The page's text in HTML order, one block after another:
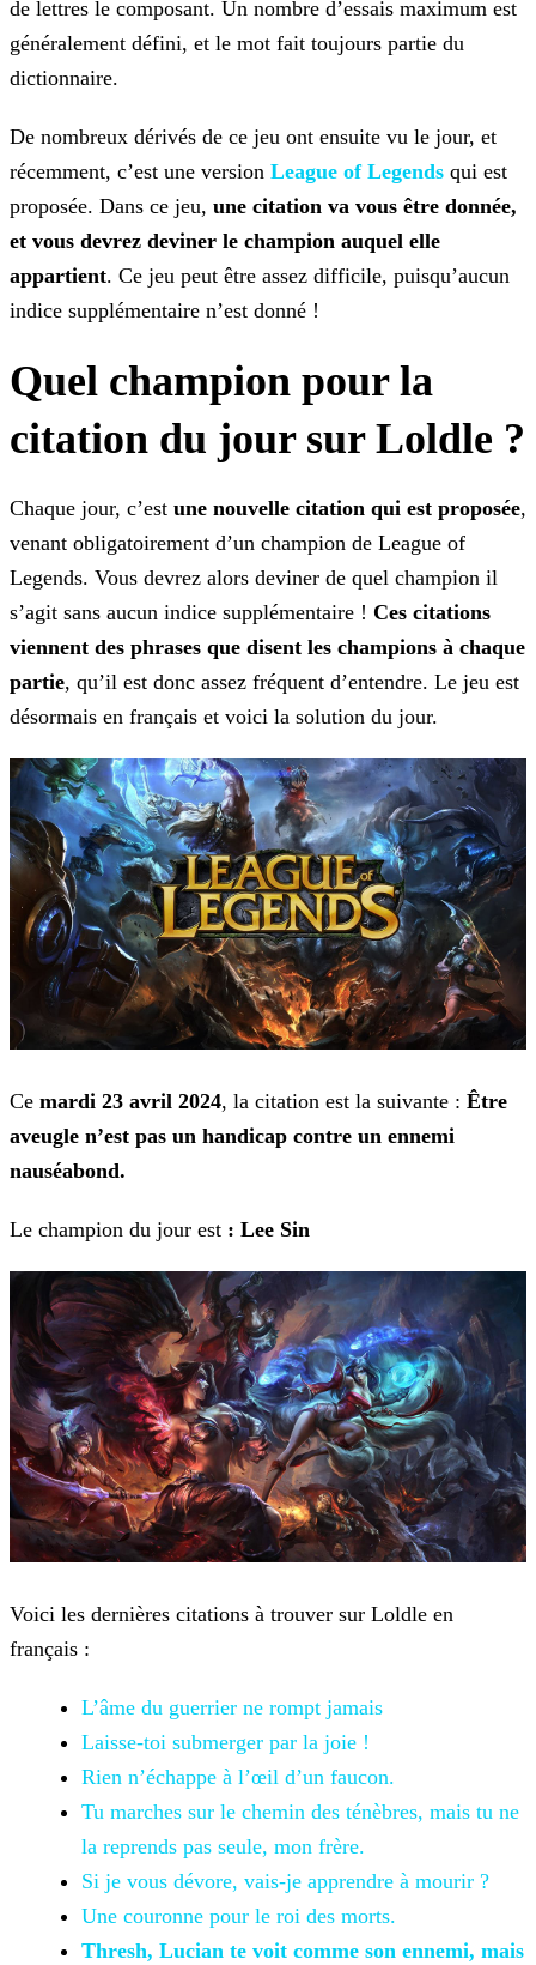
de lettres le composant. Un nombre d’essais maximum est
généralement défini, et le mot fait toujours partie du
dictionnaire.
De nombreux dérivés de ce jeu ont ensuite vu le jour, et
récemment, c’est une version League of Legends qui est
proposée. Dans ce jeu, une citation va vous être donnée,
et vous devrez deviner le champion auquel elle
appartient. Ce jeu peut être assez difficile, puisqu’aucun
indice supplémentaire n’est donné !
Quel champion pour la
citation du jour sur Loldle ?
Chaque jour, c’est une nouvelle citation qui est proposée,
venant obligatoirement d’un champion de League of
Legends. Vous devrez alors deviner de quel champion il
s’agit sans aucun indice supplémentaire ! Ces citations
viennent des phrases que disent les champions à chaque
partie, qu’il est donc assez fréquent d’entendre. Le jeu est
désormais en français et voici la solution du jour.
Ce mardi 23 avril 2024, la citation est la suivante : Être
aveugle n’est pas un handicap contre un ennemi
nauséabond.
Le champion du jour est : Lee Sin
Voici les dernières citations à trouver sur Loldle en
français :
L’âme du guerrier ne rompt jamais
Laisse-toi submerger par la joie !
Rien n’échappe à l’œil d’un faucon.
Tu marches sur le chemin des ténèbres, mais tu ne
la reprends pas seule, mon frère.
Si je vous dévore, vais-je apprendre à mourir ?
Une couronne pour le roi des morts.
Thresh, Lucian te voit comme son ennemi, mais